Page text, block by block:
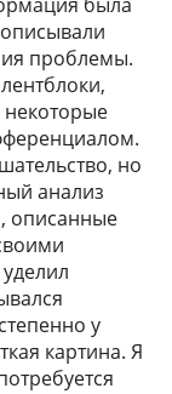
проблемы.
некоторые
но
анализ
описанные
у
картина. Я